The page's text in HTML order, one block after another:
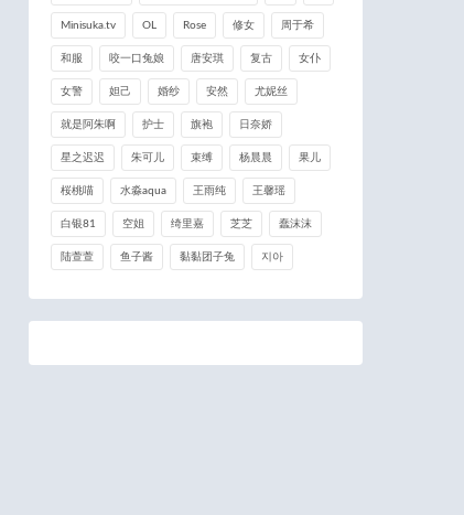
Minisuka.tv OL Rose 修女 周于希
和服 咬一口兔娘 唐安琪 复古 女仆
女警 妲己 婚纱 安然 尤妮丝
就是阿朱啊 护士 旗袍 日奈娇
星之迟迟 朱可儿 束缚 杨晨晨 果儿
桜桃喵 水淼aqua 王雨纯 王馨瑶
白银81 空姐 绮里嘉 芝芝 蠢沫沫
陆萱萱 鱼子酱 黏黏团子兔 지아